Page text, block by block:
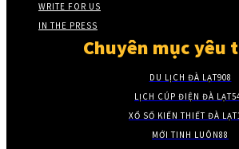
WRITE FOR US
IN THE PRESS
Chuyên mục yêu
DU LỊCH ĐÀ LẠT908
LỊCH CÚP ĐIỆN ĐÀ LẠT
XỔ SỐ KIẾN THIẾT ĐÀ LẠT
MỚI TINH LUÔN88